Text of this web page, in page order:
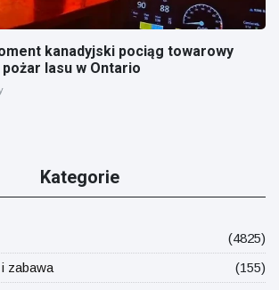
kanadyjski pociąg towarowy
lasu w Ontario
Kategorie
(4825)
zabawa
(155)